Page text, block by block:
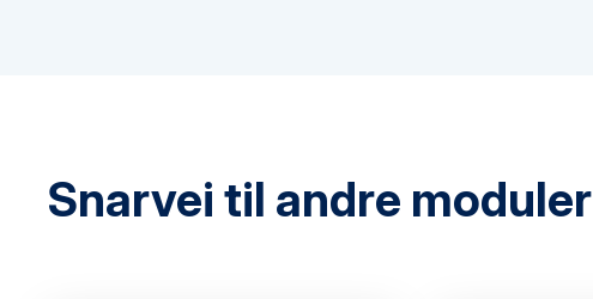
Snarvei til andre moduler